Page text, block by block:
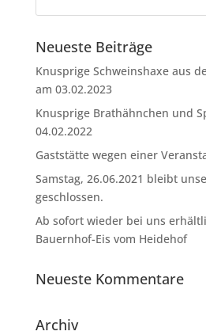
Neueste Beiträge
Knusprige Schweinshaxe aus
am 03.02.2023
Knusprige Brathähnchen und
04.02.2022
Gaststätte wegen einer
Samstag, 26.06.2021 bleibt
geschlossen.
Ab sofort wieder bei uns
Bauernhof-Eis vom Heidehof
Neueste Kommentare
Archiv